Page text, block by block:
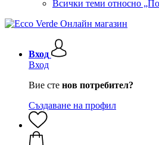
Всички теми относно
Вход
Вход
Вие сте нов потребител?
Създаване на профил